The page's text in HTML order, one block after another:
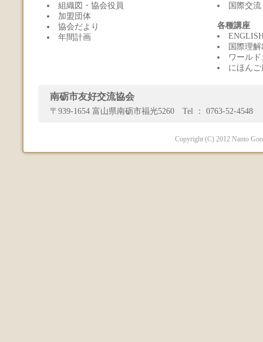
組織図・協会役員
加盟団体
協会だより
年間計画
国際交流
各種講座
国際理
ワール
にほん
南砺市友好交流協会
〒939-1654 富山県南砺市福光5260 Tel ： 0763-52-
Copyright (C) 2012 Nanto